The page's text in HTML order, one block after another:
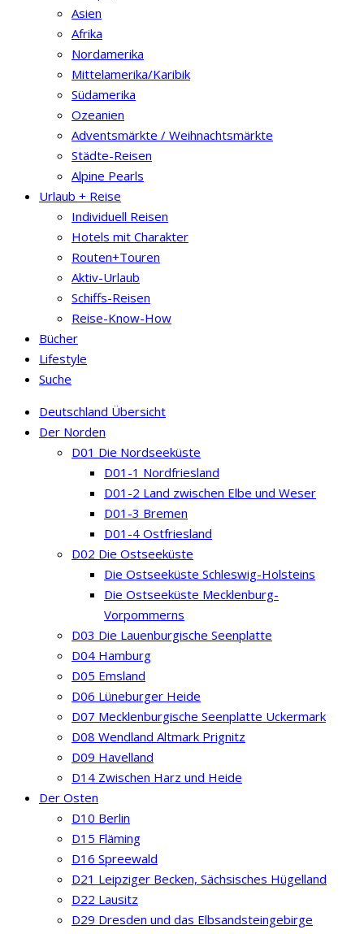
Asien
Afrika
Nordamerika
Mittelamerika/Karibik
Südamerika
Ozeanien
Adventsmärkte / Weihnachtsmärkte
Städte-Reisen
Alpine Pearls
Urlaub + Reise
Individuell Reisen
Hotels mit Charakter
Routen+Touren
Aktiv-Urlaub
Schiffs-Reisen
Reise-Know-How
Bücher
Lifestyle
Suche
Deutschland Übersicht
Der Norden
D01 Die Nordseeküste
D01-1 Nordfriesland
D01-2 Land zwischen Elbe und Weser
D01-3 Bremen
D01-4 Ostfriesland
D02 Die Ostseeküste
Die Ostseeküste Schleswig-Holsteins
Die Ostseeküste Mecklenburg-
Vorpommerns
D03 Die Lauenburgische Seenplatte
D04 Hamburg
D05 Emsland
D06 Lüneburger Heide
D07 Mecklenburgische Seenplatte Uckermark
D08 Wendland Altmark Prignitz
D09 Havelland
D14 Zwischen Harz und Heide
Der Osten
D10 Berlin
D15 Fläming
D16 Spreewald
D21 Leipziger Becken, Sächsisches Hügelland
D22 Lausitz
D29 Dresden und das Elbsandsteingebirge